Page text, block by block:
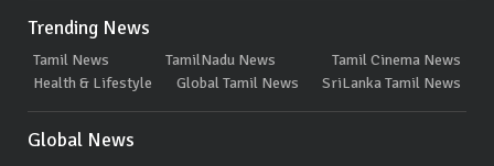
Trending News
Tamil News TamilNadu News
Tamil Cinema News
Health & Lifestyle
Global Tamil News SriLanka Tamil News
Global News